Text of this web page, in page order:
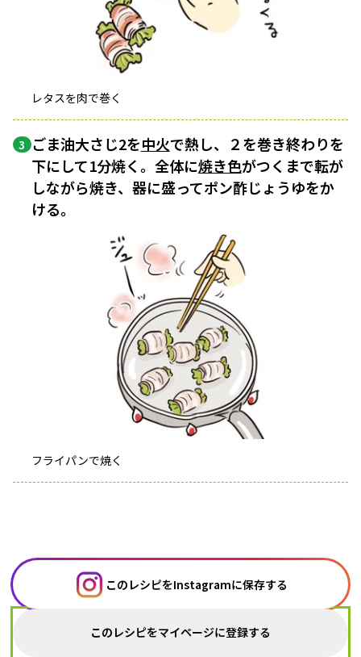
レタスを肉で巻く
3 ごま油大さじ2を中火で熱し、２を巻き終わりを
下にして1分焼く。全体に焼き色がつくまで転が
しながら焼き、器に盛ってポン酢じょうゆをか
ける。
フライパンで焼く
このレシピをInstagramに保存する
このレシピをマイページに登録する